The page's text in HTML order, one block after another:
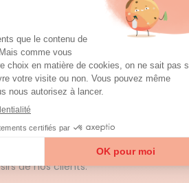
pour une aide à domicile ne se
à l’assistance dans les
telles que se lever, s’habiller,
sommes engagés à établir une
entre nos intervenants et
d’assistance. Cela
un lien avec la famille,
régulière, de discuter de
de fournir une assistance
et surtout de respecter
de nos clients.